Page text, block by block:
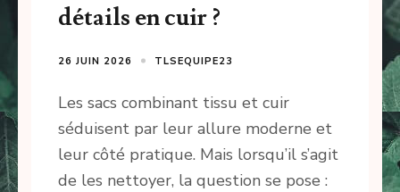
détails en cuir ?
26 JUIN 2026 TLSEQUIPE23
Les sacs combinant tissu et cuir
séduisent par leur allure moderne et
leur côté pratique. Mais lorsqu’il s’agit
de les nettoyer, la question se pose :